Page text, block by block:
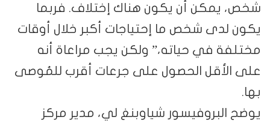
شخص، يمكن أن يكون هناك إختلاف. فربما
يكون لدى شخص ما إحتياجات أكبر خلال أوقات
مختلفة في حياته،” ولكن يجب مراعاة أنه
على الأقل الحصول على جرعات أقرب للمُوصى
بها.
يوضح البروفيسور شياوبنغ لي، مدير مركز